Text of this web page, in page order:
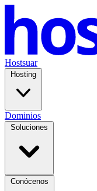
Hostsuar
Hosting
Dominios
Soluciones
Conócenos